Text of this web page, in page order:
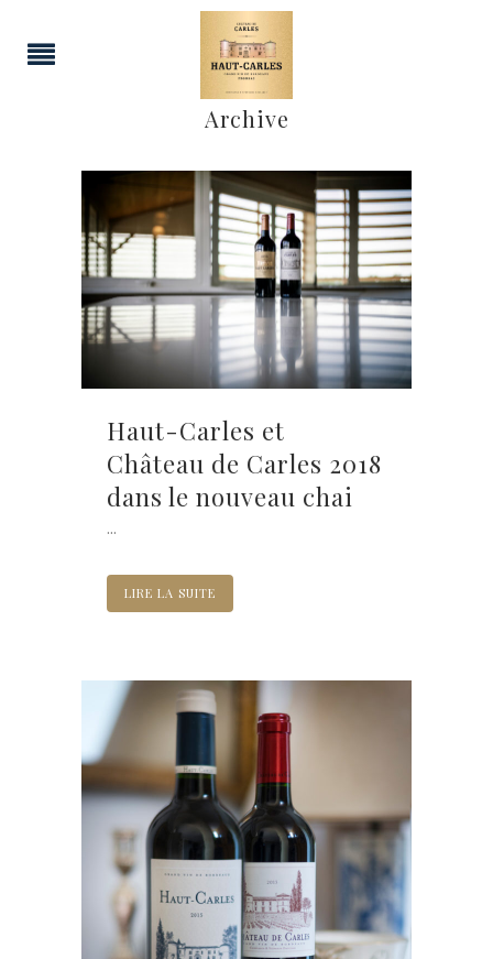
Archive
Haut-Carles et
Château de Carles 2018
dans le nouveau chai
...
LIRE LA SUITE